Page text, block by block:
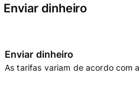
Enviar dinheiro
Enviar dinheiro
As tarifas variam de acordo com